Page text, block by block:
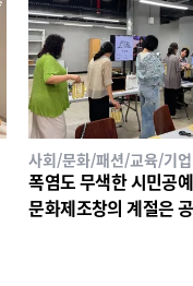
인 선정!
사회/문화/패션/교육/기업
폭염도 무색한 시민공
문화제조창의 계절은